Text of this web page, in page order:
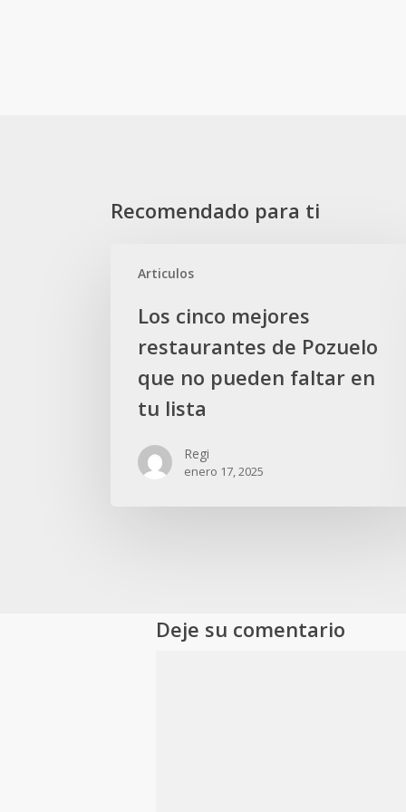
Recomendado para ti
Articulos
cinco
restaurantes
Pozuelo
pueden
faltar
Los cinco mejores
restaurantes de Pozuelo
que no pueden faltar en
tu lista
Regi
enero 17, 2025
Deje su comentario